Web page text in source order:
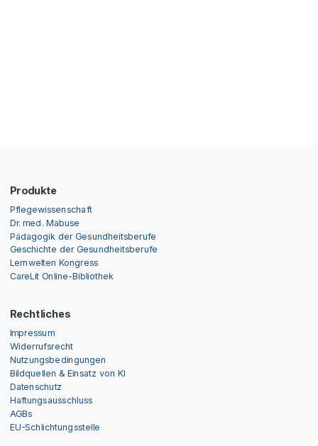
Produkte
Pflegewissenschaft
Dr. med. Mabuse
Pädagogik der Gesundheitsberufe
Geschichte der Gesundheitsberufe
Lernwelten Kongress
CareLit Online-Bibliothek
Rechtliches
Impressum
Widerrufsrecht
Nutzungsbedingungen
Bildquellen & Einsatz von KI
Datenschutz
Haftungsausschluss
AGBs
EU-Schlichtungsstelle